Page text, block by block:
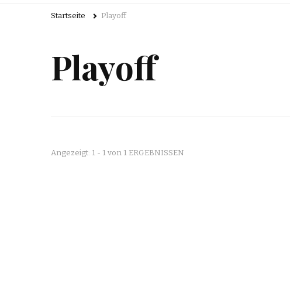
Startseite Playoff
Playoff
Angezeigt: 1 - 1 von 1 ERGEBNISSEN